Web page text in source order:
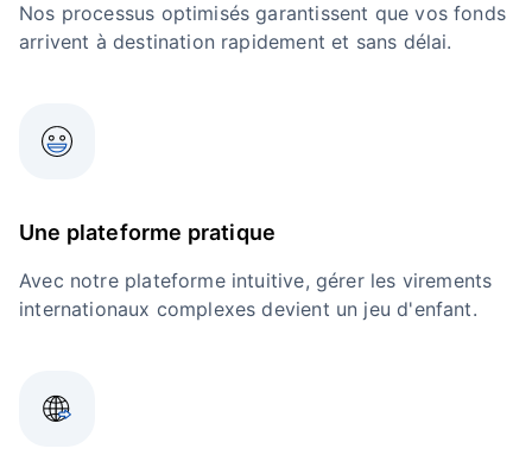
Nos processus optimisés garantissent que vos fonds
arrivent à destination rapidement et sans délai.
Une plateforme pratique
Avec notre plateforme intuitive, gérer les virements
internationaux complexes devient un jeu d'enfant.